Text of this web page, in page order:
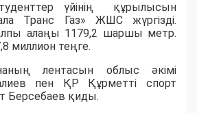
үйінің құрылысын
Транс Газ» ЖШС жүргізді.
алаңы 1179,2 шаршы метр.
миллион теңге.
лентасын облыс әкімі
пен ҚР Құрметті спорт
Берсебаев қиды.